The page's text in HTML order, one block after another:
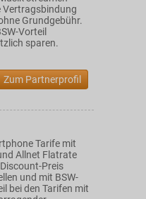
Vertragsbindung
Grundgebühr.
Vorteil
sparen.
Zum Partnerprofil
Tarife mit
Allnet Flatrate
Preis
und mit BSW-
bei den Tarifen mit